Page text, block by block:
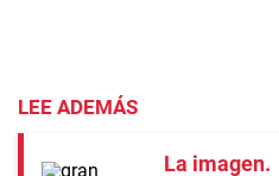
LEE ADEMÁS
La imagen